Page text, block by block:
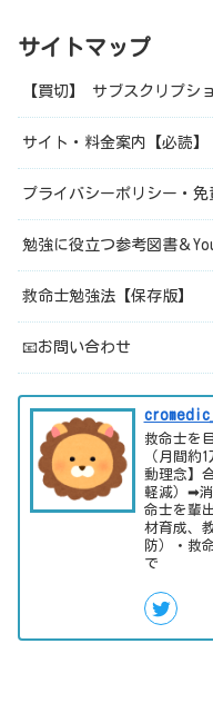
サイトマップ
【買切】 サブスクリプシ
サイト・料金案内【必読】
プライバシーポリシー・免
勉強に役立つ参考図書＆
救命士勉強法【保存版】
📧お問い合わせ
cromedic_
救命士を
（月間約
動理念】
軽減）➡
命士を輩
材育成、
防）・救
で